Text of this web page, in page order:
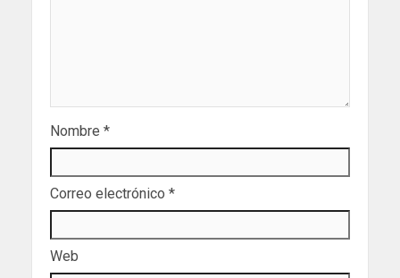
Nombre *
Correo electrónico *
Web